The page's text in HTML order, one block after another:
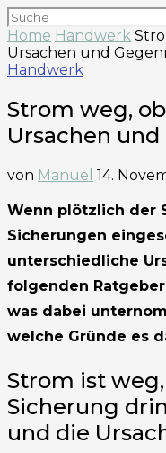
Home Handwerk
Ursachen und
Handwerk
Strom weg,
Ursachen
von Manuel 14.
Wenn plötzlich der
Sicherungen
unterschiedliche
folgenden
was dabei
welche Gründe es
Strom ist
Sicherung
und die